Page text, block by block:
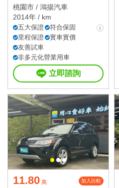
桃園市 / 鴻揚汽車
2014年 / km
五大保證
符合保固
里程保證
實車實價
友善試車
非多元化營業用車
立即諮詢
11.80 萬 加入比較